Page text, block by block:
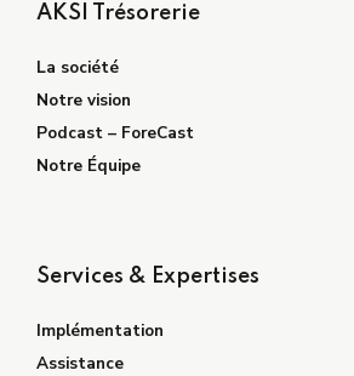
AKSI Trésorerie
La société
Notre vision
Podcast – ForeCast
Notre Équipe
Services & Expertises
Implémentation
Assistance